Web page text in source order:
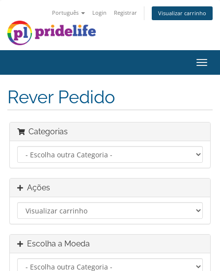
Português Login Registrar Visualizar carrinho
Rever Pedido
Categorias
Ações
Escolha a Moeda